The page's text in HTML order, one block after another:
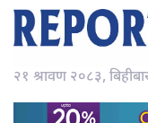
२१ श्रावण २०८३,